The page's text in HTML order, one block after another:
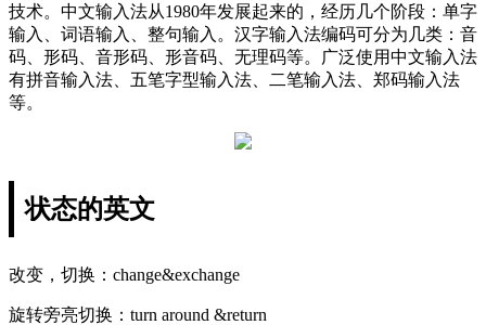
技术。中文输入法从1980年发展起来的，经历几个阶段：单字
输入、词语输入、整句输入。汉字输入法编码可分为几类：音
码、形码、音形码、形音码、无理码等。广泛使用中文输入法
有拼音输入法、五笔字型输入法、二笔输入法、郑码输入法
等。
状态的英文
改变，切换：change&exchange
旋转旁亮切换：turn around &return